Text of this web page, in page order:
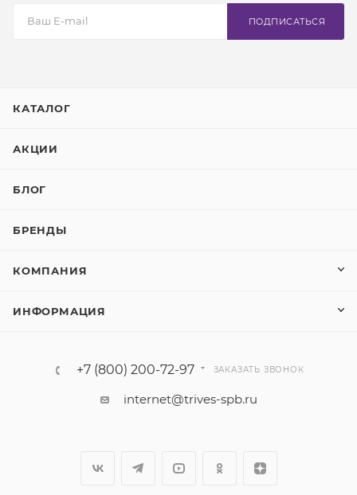
ПОДПИСАТЬСЯ
КАТАЛОГ
АКЦИИ
БЛОГ
БРЕНДЫ
КОМПАНИЯ
ИНФОРМАЦИЯ
+7 (800) 200-72-97 ЗАКАЗАТЬ ЗВОНОК
internet@trives-spb.ru